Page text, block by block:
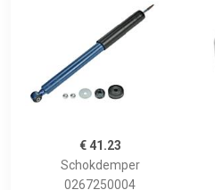
€ 41.23
Schokdemper
0267250004